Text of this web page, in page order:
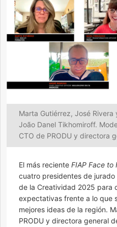
Marta Gutiérrez, José Rivera
João Danel Tikhomiroff.
CTO de PRODU y directora
El más reciente FIAP Face to
cuatro presidentes de
de la Creatividad 2025 para
expectativas frente a lo que
mejores ideas de la región.
PRODU y directora general